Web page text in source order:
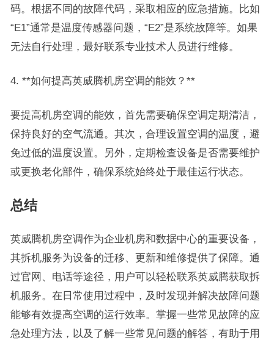
码。根据不同的故障代码，采取相应的应急措施。比如
“E1”通常是温度传感器问题，“E2”是系统故障等。如果
无法自行处理，最好联系专业技术人员进行维修。
4. **如何提高英威腾机房空调的能效？**
要提高机房空调的能效，首先需要确保空调定期清洁，
保持良好的空气流通。其次，合理设置空调的温度，避
免过低的温度设置。另外，定期检查设备是否需要维护
或更换老化部件，确保系统始终处于最佳运行状态。
总结
英威腾机房空调作为企业机房和数据中心的重要设备，
其拆机服务为设备的迁移、更新和维修提供了保障。通
过官网、电话等途径，用户可以轻松联系英威腾获取拆
机服务。在日常使用过程中，及时发现并解决故障问题
能够有效提高空调的运行效率。掌握一些常见故障的应
急处理方法，以及了解一些常见问题的解答，有助于用